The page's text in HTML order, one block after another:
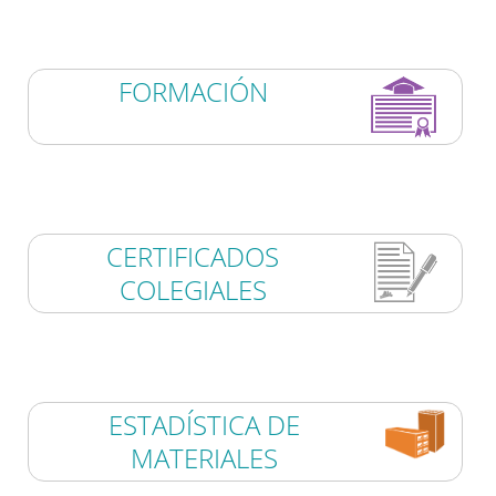
FORMACIÓN
CERTIFICADOS
COLEGIALES
ESTADÍSTICA DE
MATERIALES